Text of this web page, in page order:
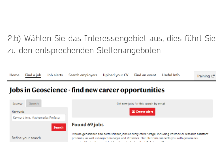
2.b) Wählen Sie das Interessengebiet aus, dies führt Sie
zu den entsprechenden Stellenangeboten